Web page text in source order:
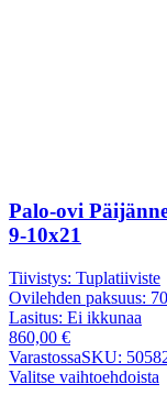
Palo-ovi
9-10x21
Tiivistys: Tuplatiiviste
Ovilehden paksuus:
Lasitus: Ei ikkunaa
860,00 €
VarastossaSKU:
Valitse vaihtoehdoista